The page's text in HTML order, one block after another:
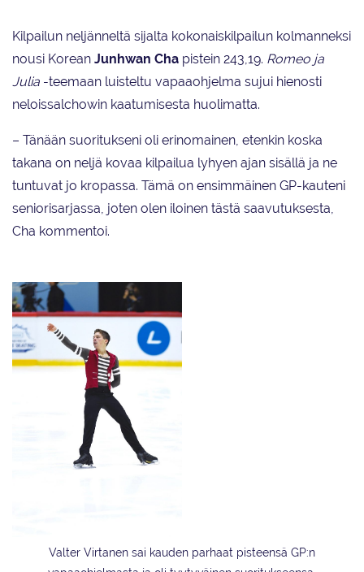
Kilpailun neljänneltä sijalta kokonaiskilpailun kolmanneksi
nousi Korean Junhwan Cha pistein 243,19. Romeo ja
Julia -teemaan luisteltu vapaaohjelma sujui hienosti
neloissalchowin kaatumisesta huolimatta.
– Tänään suoritukseni oli erinomainen, etenkin koska
takana on neljä kovaa kilpailua lyhyen ajan sisällä ja ne
tuntuvat jo kropassa. Tämä on ensimmäinen GP-kauteni
seniorisarjassa, joten olen iloinen tästä saavutuksesta,
Cha kommentoi.
Valter Virtanen sai kauden parhaat pisteensä GP:n